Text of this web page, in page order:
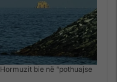
bie në “pothuajse